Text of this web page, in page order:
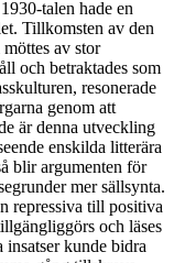
talen hade en
Tillkomsten av den
av stor
och betraktades som
resonerade
genom att
är denna utveckling
enskilda litterära
blir argumenten för
mer sällsynta.
repressiva till positiva
och läses
kunde bidra